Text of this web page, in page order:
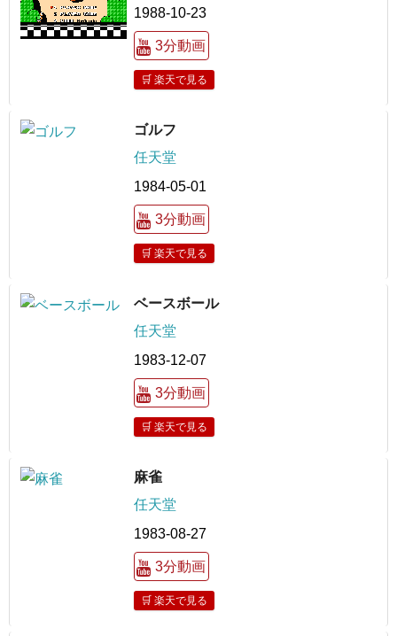
1988-10-23
3分動画
🛒 楽天で見る
ゴルフ
任天堂
1984-05-01
3分動画
🛒 楽天で見る
ベースボール
任天堂
1983-12-07
3分動画
🛒 楽天で見る
麻雀
任天堂
1983-08-27
3分動画
🛒 楽天で見る